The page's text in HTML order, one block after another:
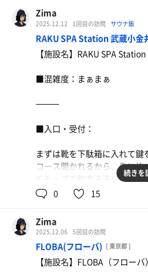
■その他📝
派手さはねぇけど、
「テレビ見ながらのんびり」
い銭湯サウナだな。
■休憩🪑
内気浴のみ。
脱衣所に椅子6脚、浴室内に2
畳エリアもあってここが大人
座れたら勝ちだぞ…！
■その他📝
仕事終わりにサクッと整って
Zima
2025.12.12 1回目の訪問 サウナ飯
RAKU SPA Station 武蔵小金
【施設名】RAKU SPA
■混雑度：まぁまぁ
⸻
■入口・受付：
まずは靴を下駄箱に入れて鍵
コース聞かれるから、先に決
ICチップで館内決済もできて
■脱衣所：
ロッカーは好きなとこ使って
正方形が多いけど、縦長ロッ
続きを
0 15
Zima
2025.12.06 5回目の訪問
FLOBA(フローバ) [ 東京都 ]
【施設名】FLOBA（フローバ）